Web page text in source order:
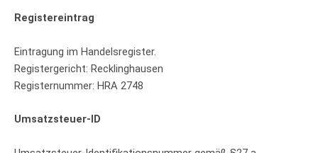
Registereintrag
Eintragung im Handelsregister.
Registergericht: Recklinghausen
Registernummer: HRA 2748
Umsatzsteuer-ID